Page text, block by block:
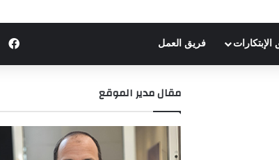
فريق العمل
مقال مدير الموقع